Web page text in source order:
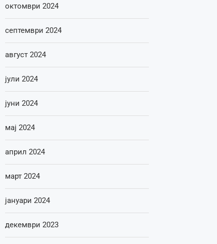
октомври 2024
септември 2024
август 2024
јули 2024
јуни 2024
мај 2024
април 2024
март 2024
јануари 2024
декември 2023